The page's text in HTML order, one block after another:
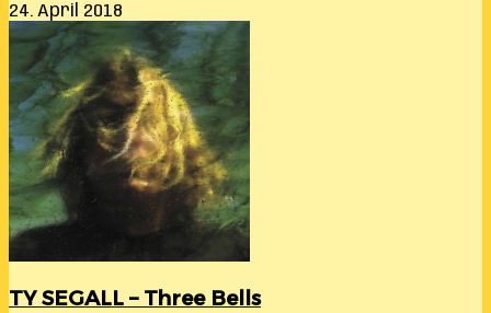
24. April 2018
TY SEGALL – Three Bells